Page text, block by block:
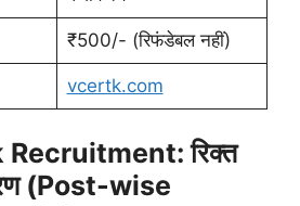
₹500/- (रिफंडेबल नहीं)
vcertk.com
Recruitment: रिक्त
(Post-wise